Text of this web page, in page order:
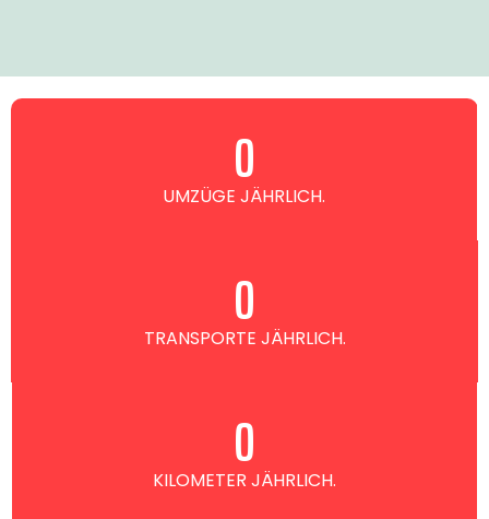
UMZÜGE JÄHRLICH.
0
TRANSPORTE JÄHRLICH.
0
KILOMETER JÄHRLICH.
0